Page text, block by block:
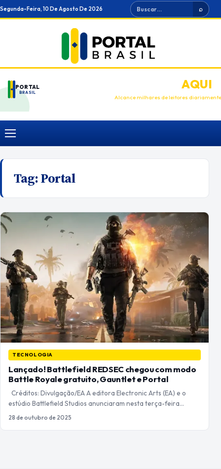
Ir
para
Segunda-Feira, 10 De Agosto De 2026 Buscar ⌕
PORTAL
BRASIL
ANUNCIEAQUI
Alcance milhares de leitores diariamente
Menu
Tag:Portal
TECNOLOGIA
Lançado! Battlefield REDSEC chegou com modo
Battle Royale gratuito, Gauntlet e Portal
Créditos: Divulgação/EA A editora Electronic Arts (EA) e o
estúdio Battlefield Studios anunciaram nesta terça-feira…
28 de outubro de 2025